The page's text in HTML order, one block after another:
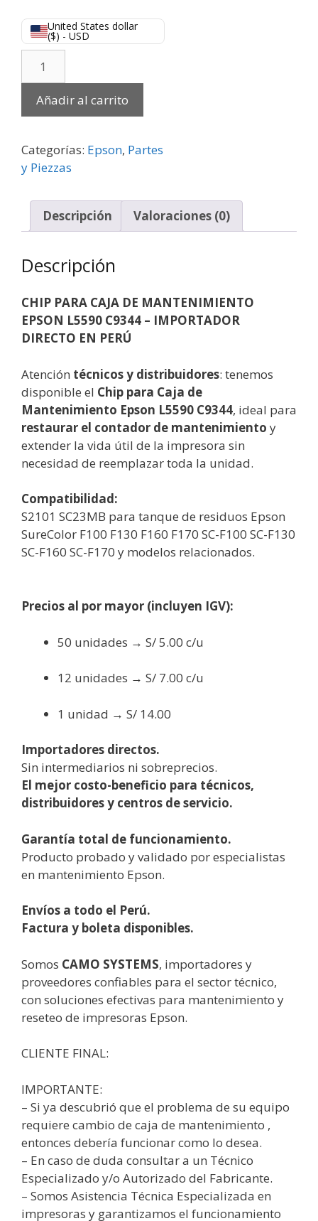
United States dollar
($) - USD
Añadir al carrito
Categorías: Epson, Partes
y Piezzas
Descripción Valoraciones (0)
Descripción
CHIP PARA CAJA DE MANTENIMIENTO
EPSON L5590 C9344 – IMPORTADOR
DIRECTO EN PERÚ
Atención técnicos y distribuidores: tenemos
disponible el Chip para Caja de
Mantenimiento Epson L5590 C9344, ideal para
restaurar el contador de mantenimiento y
extender la vida útil de la impresora sin
necesidad de reemplazar toda la unidad.
Compatibilidad:
S2101 SC23MB para tanque de residuos Epson
SureColor F100 F130 F160 F170 SC-F100 SC-F130
SC-F160 SC-F170 y modelos relacionados.
Precios al por mayor (incluyen IGV):
50 unidades → S/ 5.00 c/u
12 unidades → S/ 7.00 c/u
1 unidad → S/ 14.00
Importadores directos.
Sin intermediarios ni sobreprecios.
El mejor costo-beneficio para técnicos,
distribuidores y centros de servicio.
Garantía total de funcionamiento.
Producto probado y validado por especialistas
en mantenimiento Epson.
Envíos a todo el Perú.
Factura y boleta disponibles.
Somos CAMO SYSTEMS, importadores y
proveedores confiables para el sector técnico,
con soluciones efectivas para mantenimiento y
reseteo de impresoras Epson.
CLIENTE FINAL:
IMPORTANTE:
– Si ya descubrió que el problema de su equipo
requiere cambio de caja de mantenimiento ,
entonces debería funcionar como lo desea.
– En caso de duda consultar a un Técnico
Especializado y/o Autorizado del Fabricante.
– Somos Asistencia Técnica Especializada en
impresoras y garantizamos el funcionamiento